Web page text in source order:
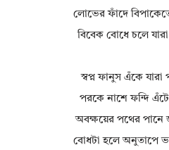
লোভের ফাঁদে
বিবেক বোধে চলে
স্বপ্ন ফানুস এঁকে
পরকে নাশে ফন্দি
অবক্ষয়ের পথের পানে
বোধটা হলে অনুতাপে